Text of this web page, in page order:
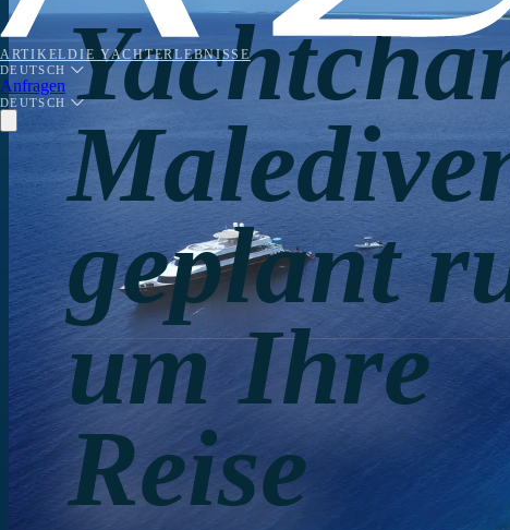
ARTIKELDIE YACHTERLEBNISSE
DEUTSCH
Anfragen
DEUTSCH
geplant
um Ihre
Reise